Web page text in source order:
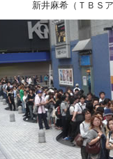
新井麻希（ＴＢＳア